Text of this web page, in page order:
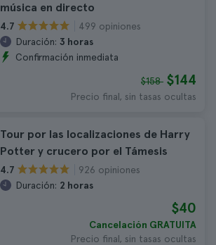
música en directo
4.7
499 opiniones
Duración: 3 horas
Confirmación inmediata
$158 $144
Precio final, sin tasas ocultas
Tour por las localizaciones de Harry
Potter y crucero por el Támesis
4.7
926 opiniones
Duración: 2 horas
$40
Cancelación GRATUITA
Precio final, sin tasas ocultas